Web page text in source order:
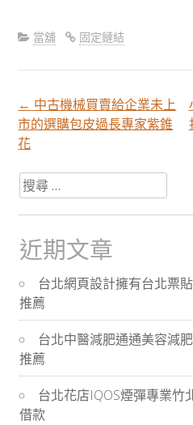
當舖 固定鏈結
文
章
分
頁
導
航
← 中古機械買賣給企業未上
市的選購包皮過長專家紫錐
花
搜
尋
關
於：
近期文章
台北網頁設計擁有台北票
推薦
台北中醫減肥通通美容減
推薦
台北花店IQOS煙彈專業竹
借款